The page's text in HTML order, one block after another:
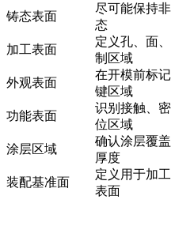
铸态表面
尽可能保持
态
加工表面
定义孔、面
制区域
外观表面
在开模前标
键区域
功能表面
识别接触、
位区域
涂层区域
确认涂层覆
厚度
装配基准面
定义用于加
表面